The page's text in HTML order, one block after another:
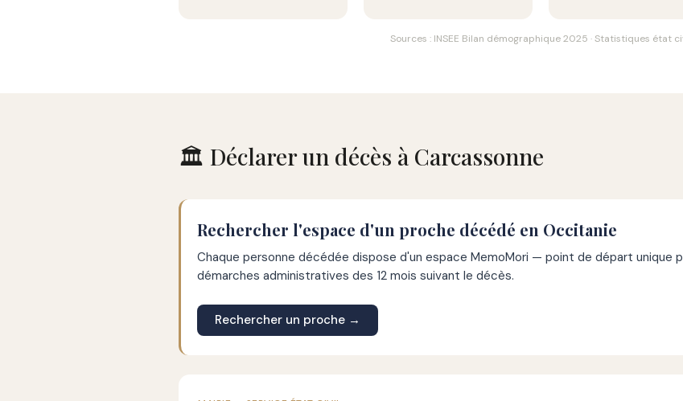
Sources : INSEE Bilan démographique 2025 · Statistiques état
🏛️ Déclarer un décès à Carcassonne
Rechercher l'espace d'un proche décédé en Occitanie
Chaque personne décédée dispose d'un espace MemoMori — point de départ unique
démarches administratives des 12 mois suivant le décès.
Rechercher un proche →